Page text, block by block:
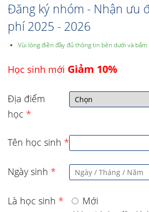
Đăng ký nhóm - Nhận ưu
phí 2025 - 2026
Vùi lòng điền đầy đủ thông tin bên dưới và bấm
Học sinh mới Giảm 10%
Địa điểm
học *
Tên học sinh *
Ngày sinh *
Là học sinh * Mới